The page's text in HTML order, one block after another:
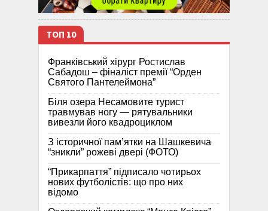
ТОП 10
Франківський хірург Ростислав
Сабадош – фіналіст премії “Орден
Святого Пантелеймона”
Біля озера Несамовите турист
травмував ногу — рятувальники
вивезли його квадроциклом
З історичної памʼятки на Шашкевича
“зникли” рожеві двері (ФОТО)
“Прикарпаття” підписало чотирьох
нових футболістів: що про них
відомо